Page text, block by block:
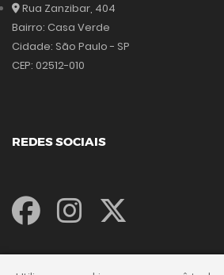
Rua Zanzibar, 404
Bairro: Casa Verde
Cidade: São Paulo - SP
CEP: 02512-010
REDES SOCIAIS